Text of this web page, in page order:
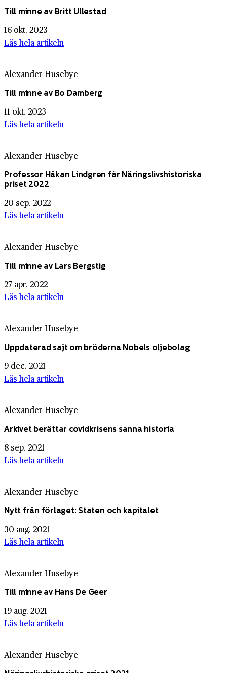
Till minne av Britt Ullestad
16 okt. 2023
Läs hela artikeln
Alexander Husebye
Till minne av Bo Damberg
11 okt. 2023
Läs hela artikeln
Alexander Husebye
Professor Håkan Lindgren får Näringslivshistoriska
priset 2022
20 sep. 2022
Läs hela artikeln
Alexander Husebye
Till minne av Lars Bergstig
27 apr. 2022
Läs hela artikeln
Alexander Husebye
Uppdaterad sajt om bröderna Nobels oljebolag
9 dec. 2021
Läs hela artikeln
Alexander Husebye
Arkivet berättar covidkrisens sanna historia
8 sep. 2021
Läs hela artikeln
Alexander Husebye
Nytt från förlaget: Staten och kapitalet
30 aug. 2021
Läs hela artikeln
Alexander Husebye
Till minne av Hans De Geer
19 aug. 2021
Läs hela artikeln
Alexander Husebye